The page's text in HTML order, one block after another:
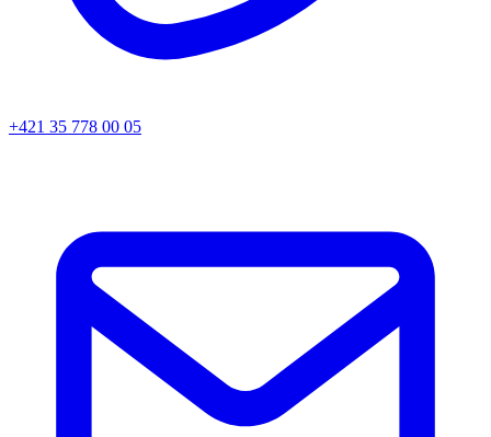
+421 35 778 00 05